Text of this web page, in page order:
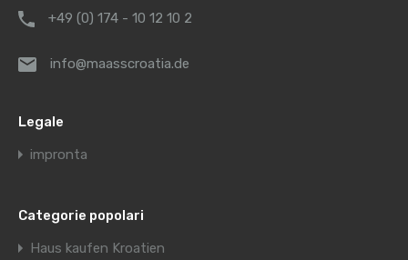
+49 (0) 174 - 10 12 10 2
info@maasscroatia.de
Legale
impronta
Categorie popolari
Haus kaufen Kroatien